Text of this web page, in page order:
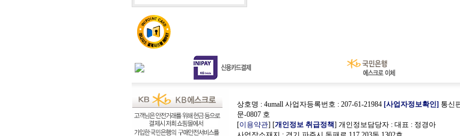
상호명 : 4umall 사업자등록번호 : 207-61-21984 [사업자정보확인] 통신
문-0807 호
[이용약관] [개인정보 취급정책] 개인정보담당자 : 대표 : 정경아